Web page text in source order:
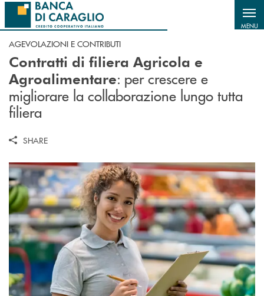
Salta al contenuto principale
MENU
AGEVOLAZIONI E CONTRIBUTI
Contratti di filiera Agricola e
Agroalimentare: per crescere e
migliorare la collaborazione lungo tutta
filiera
SHARE